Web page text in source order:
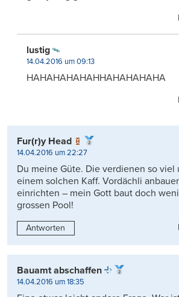
lustig
14.04.2016 um 09:13
HAHAHAHAHAHHAHAHAHAHA
Fur(r)y Head
14.04.2016 um 22:27
Du meine Güte. Die verdienen so viel
einem solchen Kaff. Vordächli
einrichten – mein Gott baut doch
grossen Pool!
Antworten
Bauamt abschaffen
14.04.2016 um 18:35